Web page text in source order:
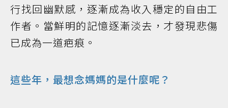
行找回幽默感，逐漸成為收入穩定的自由工
作者。當鮮明的記憶逐漸淡去，才發現悲傷
已成為一道疤痕。
這些年，最想念媽媽的是什麼呢？